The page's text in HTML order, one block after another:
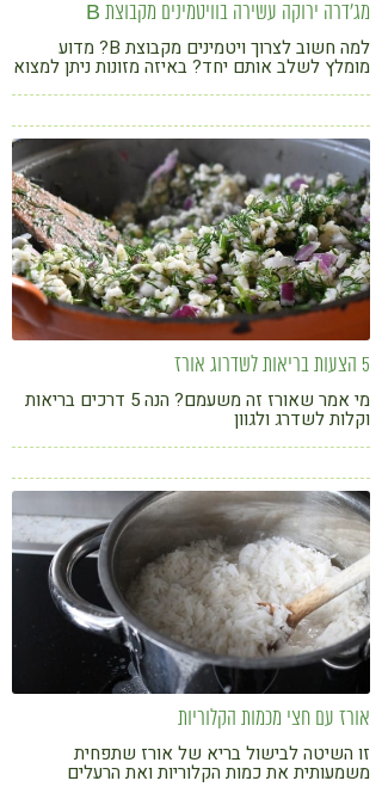
מג'דרה ירוקה עשירה בוויטמינים מקבוצת B
למה חשוב לצרוך ויטמינים מקבוצת B? מדוע
מומלץ לשלב אותם יחד? באיזה מזונות ניתן למצוא
אותם? + מתכון מצויין למג'דרה
5 הצעות בריאות לשדרוג אורז
מי אמר שאורז זה משעמם? הנה 5 דרכים בריאות
וקלות לשדרג ולגוון
אורז עם חצי מכמות הקלוריות
זו השיטה לבישול בריא של אורז שתפחית
משמעותית את כמות הקלוריות ואת הרעלים